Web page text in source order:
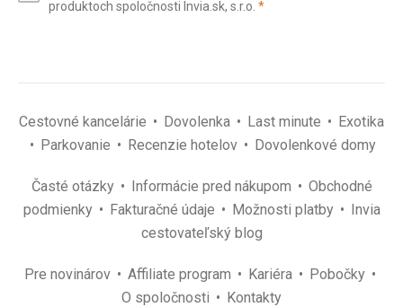
(povinné)
produktoch spoločnosti Invia.sk, s.r.o. *(povinné)
Cestovné kancelárie Dovolenka Last minute
Exotika
Parkovanie
Recenzie hotelov Dovolenkové domy
Časté otázky Informácie pred nákupom
Obchodné
podmienky
Fakturačné údaje Možnosti platby
Invia
cestovateľský blog
Pre novinárov Affiliate program Kariéra
Pobočky
O spoločnosti
Kontakty